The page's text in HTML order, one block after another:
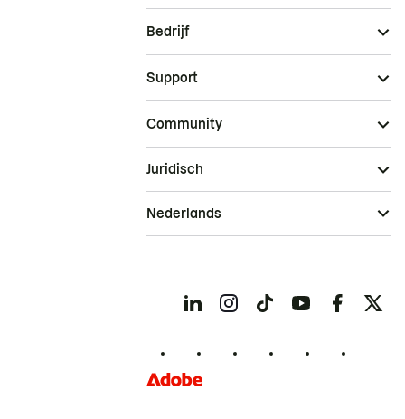
Bedrijf
Support
Community
Juridisch
Nederlands